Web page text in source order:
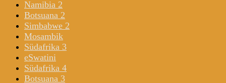
Namibia 2
Botsuana 2
Simbabwe 2
Mosambik
Südafrika 3
eSwatini
Südafrika 4
Botsuana 3